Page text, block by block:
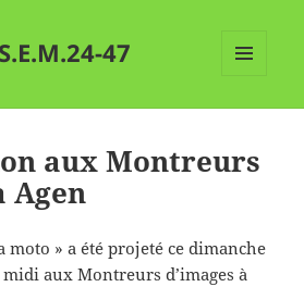
47
aux Montreurs
Agen
moto » a été projeté ce dimanche
aux Montreurs d’images à